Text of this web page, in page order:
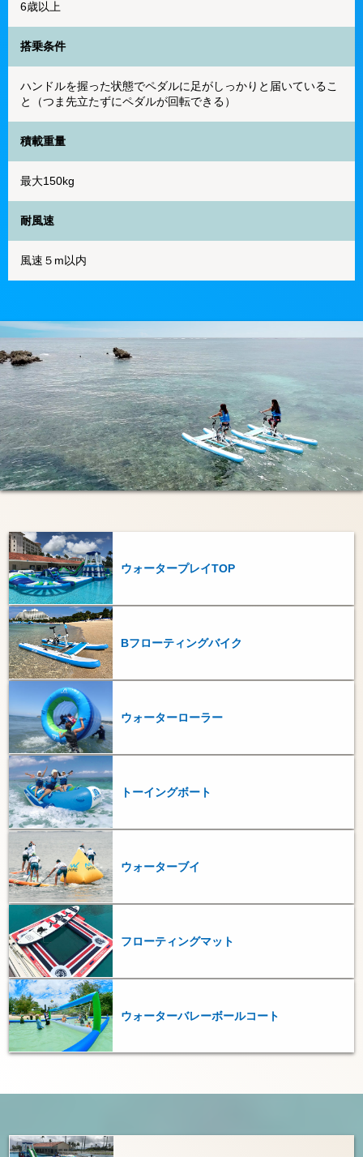
6歳以上
搭乗条件
ハンドルを握った状態でペダルに足がしっかりと届いているこ
と（つま先立たずにペダルが回転できる）
積載重量
最大150kg
耐風速
風速５m以内
ウォータープレイTOP
Bフローティングバイク
ウォーターローラー
トーイングボート
ウォーターブイ
フローティングマット
ウォーターバレーボールコート